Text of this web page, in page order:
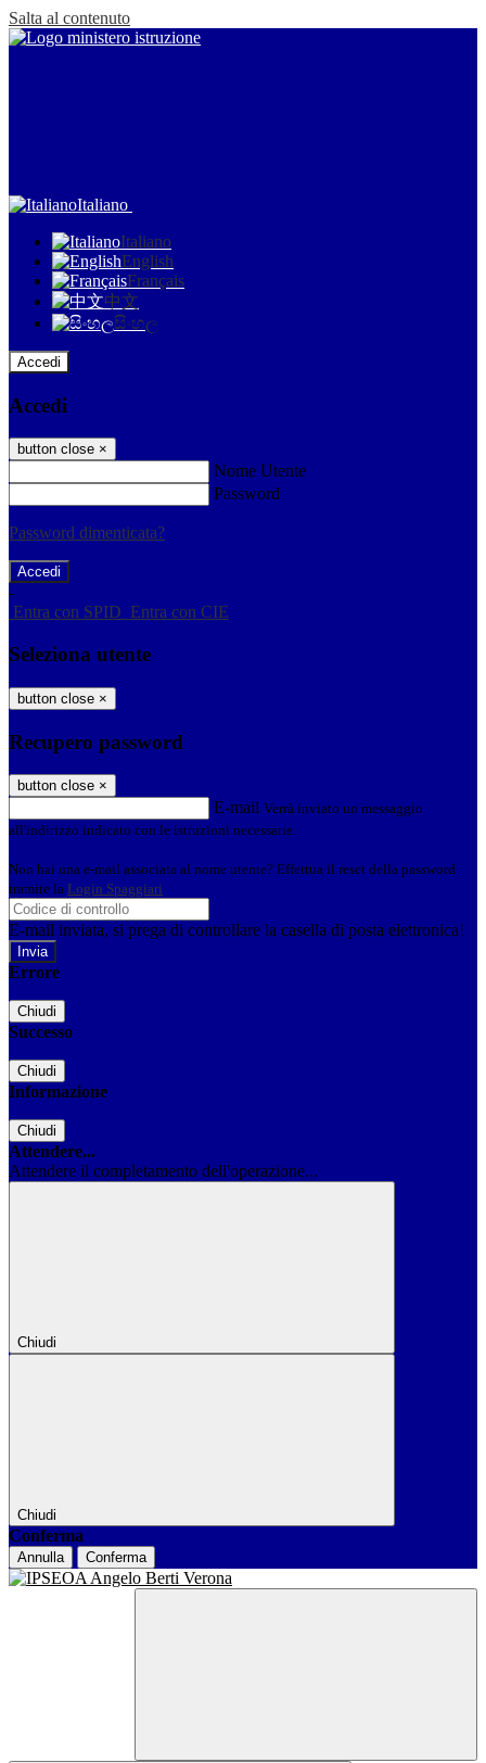
Salta al contenuto
Italiano
Italiano
English
Français
中文
සිංහල
Accedi
Accedi
button close ×
Nome Utente
Password
Password dimenticata?
-
Entra con SPID Entra con CIE
Seleziona utente
button close ×
Recupero password
button close ×
E-mail Verrà inviato un messaggio
all'indirizzo indicato con le istruzioni necessarie.
Non hai una e-mail associata al nome utente? Effettua il reset della password
tramite la Login Spaggiari
E-mail inviata, si prega di controllare la casella di posta elettronica!
Errore
Chiudi
Successo
Chiudi
Informazione
Chiudi
Attendere...
Attendere il completamento dell'operazione...
Chiudi
Chiudi
Conferma
Annulla Conferma